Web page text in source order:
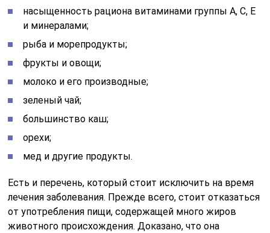
насыщенность рациона витаминами группы А, С, Е
и минералами;
рыба и морепродукты;
фрукты и овощи;
молоко и его производные;
зеленый чай;
большинство каш;
орехи;
мед и другие продукты.
Есть и перечень, который стоит исключить на время
лечения заболевания. Прежде всего, стоит отказаться
от употребления пищи, содержащей много жиров
животного происхождения. Доказано, что она